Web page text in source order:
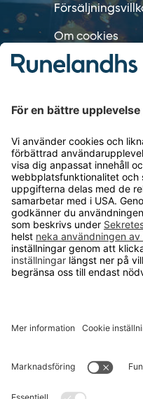
Om cookies
OM
Om Runelandhs
Köpvillkor
Därför ska du
Lediga jobb
Kvalitets- och
TELEFON